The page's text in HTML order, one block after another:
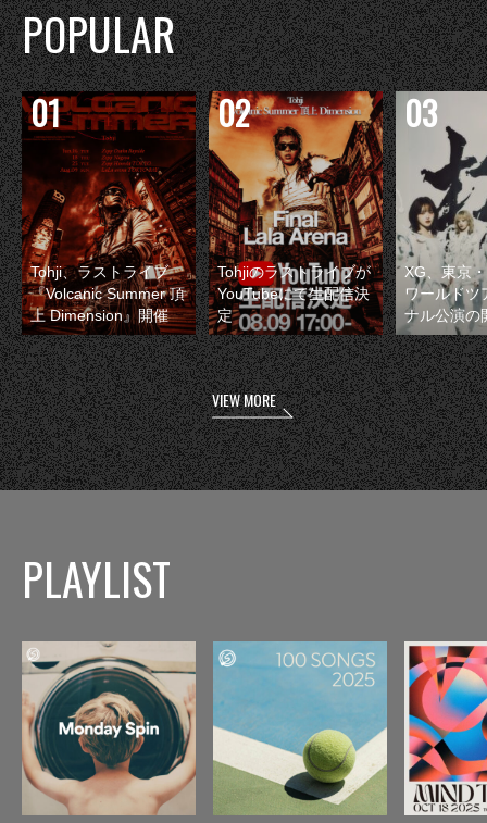
POPULAR
Tohji、ラストライブ
『Volcanic Summer 頂
上 Dimension』開催
Tohjiのラストライブが
YouTubeにて生配信決
定
XG、東京
ワールドツ
ナル公演の
VIEW MORE
PLAYLIST